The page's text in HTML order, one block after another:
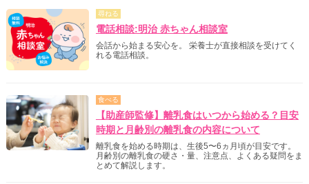
尋ねる
電話相談:明治 赤ちゃん相談室
会話から始まる安心を。 栄養士が直接相談を受けてく
れる電話相談。
食べる
【助産師監修】離乳食はいつから始める？目安
時期と月齢別の離乳食の内容について
離乳食を始める時期は、生後5〜6ヵ月頃が目安です。
月齢別の離乳食の硬さ・量、注意点、よくある疑問をま
とめて解説します。